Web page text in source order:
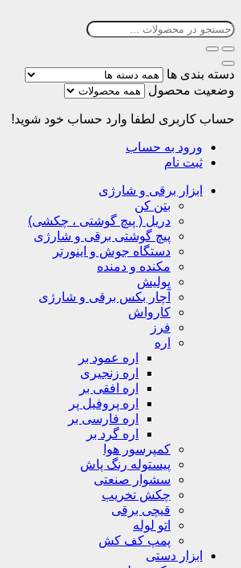
دسته بندی ها
وضعیت محصول
حساب کاربری لطفا وارد حساب خود شوید!
ورود به حساب
ثبت نام
ابزار برقی و شارژی
بتن کن
دریل ( پیچ گوشتی ، چکشی)
پیچ گوشتی برقی و شارژی
دستگاه جوش و اینورتر
مکنده و دمنده
پولیش
آچار بکس برقی و شارژی
کارواش
فرز
اره
اره عمود بر
اره زنجیری
اره افقی بر
اره پروفیل پر
اره فارسی بر
اره گرد بر
کمپرسور هوا
پیستوله رنگ پاش
سشوار صنعتی
چکش تخریب
قیچی برقی
اتو لوله
پمپ کف کش
ابزار دستی